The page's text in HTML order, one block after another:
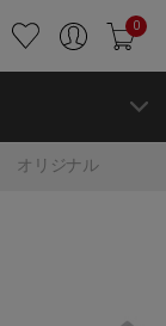
0
オリジナル